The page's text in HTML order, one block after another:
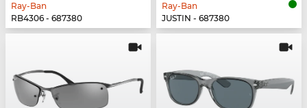
Ray-Ban
RB4306 - 687380
Ray-Ban
JUSTIN - 687380